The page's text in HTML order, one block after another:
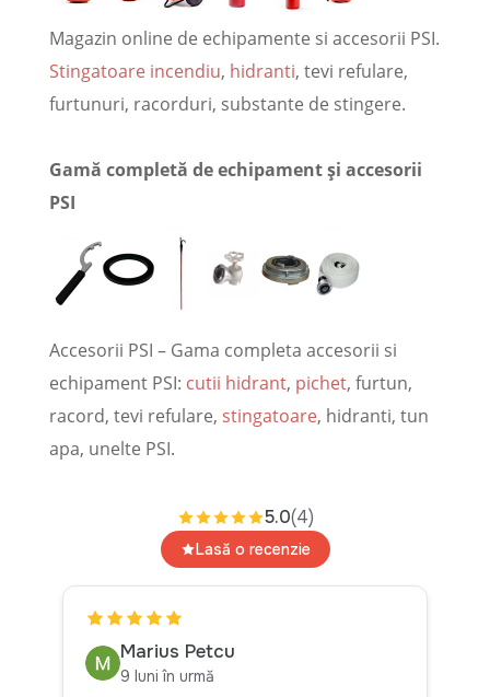
Magazin online de echipamente si accesorii PSI.
Stingatoare incendiu, hidranti, tevi refulare,
furtunuri, racorduri, substante de stingere.
Gamă completă de echipament și accesorii
PSI
Accesorii PSI – Gama completa accesorii si
echipament PSI: cutii hidrant, pichet, furtun,
racord, tevi refulare, stingatoare, hidranti, tun
apa, unelte PSI.